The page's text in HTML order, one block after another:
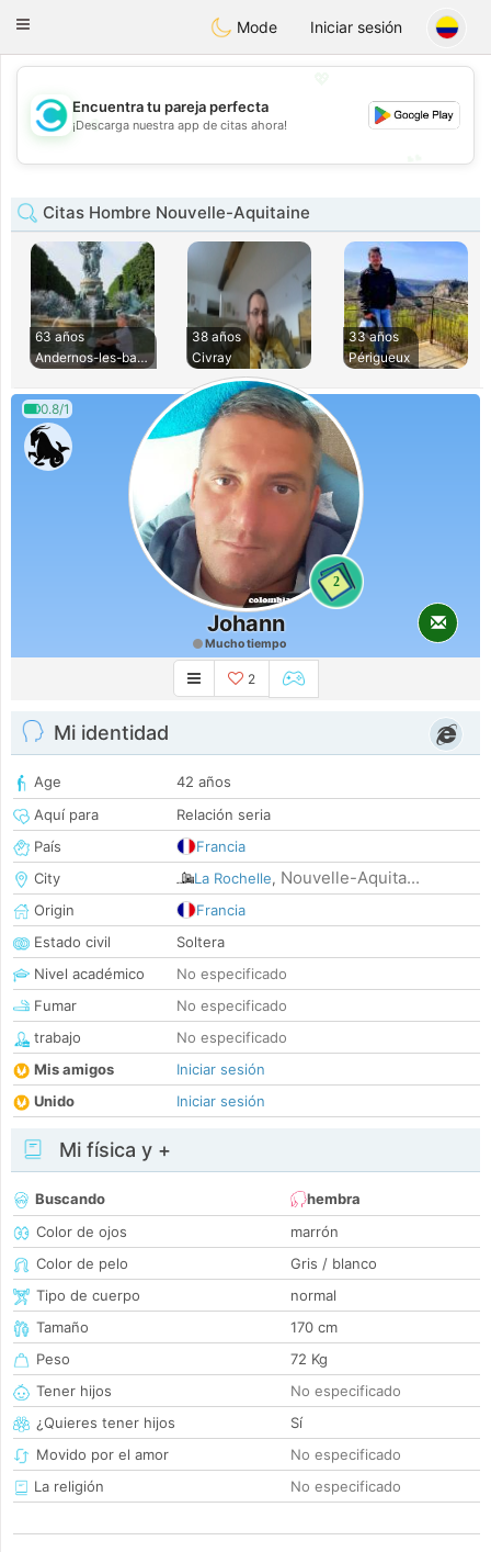
olombiaCitas
Toggle
Mode Iniciar sesión
💖
💕
Encuentra tu pareja perfecta
¡Descarga nuestra app de citas ahora!
Citas Hombre Nouvelle-Aquitaine
63 años
Andernos-les-bains
38 años
Civray
33 años
Périgueux
0.8/1
2
Johann
Mucho tiempo
2
Mi identidad
Age
42 años
Aquí para
Relación seria
País
Francia
City
La Rochelle, Nouvelle-Aquita...
Origin
Francia
Estado civil
Soltera
Nivel académico
No especificado
Fumar
No especificado
trabajo
No especificado
Mis amigos
Iniciar sesión
Unido
Iniciar sesión
Mi física y +
Buscando
hembra
Color de ojos
marrón
Color de pelo
Gris / blanco
Tipo de cuerpo
normal
Tamaño
170 cm
Peso
72 Kg
Tener hijos
No especificado
¿Quieres tener hijos
Sí
Movido por el amor
No especificado
La religión
No especificado